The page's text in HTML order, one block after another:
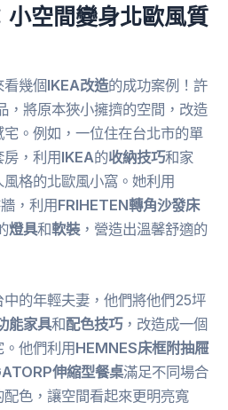
小空間變身北歐風質
幾個IKEA改造的成功案例！許
，將原本狹小擁擠的空間，改造
。例如，一位住在台北市的單
，利用IKEA的收納技巧和家
格的北歐風小窩。她利用
，利用FRIHETEN轉角沙發床
燈具和軟裝，營造出溫馨舒適的
的年輕夫妻，他們將他們25坪
能家具和配色技巧，改造成一個
他們利用HEMNES床框附抽屜
伸縮型餐桌滿足不同場合
色，讓空間看起來更明亮寬